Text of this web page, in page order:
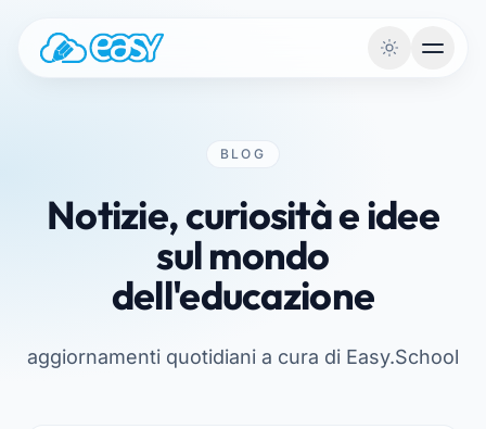
BLOG
Notizie, curiosità e idee
sul mondo
dell'educazione
aggiornamenti quotidiani a cura di Easy.School